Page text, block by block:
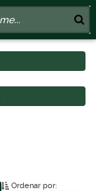
Ordenar por: